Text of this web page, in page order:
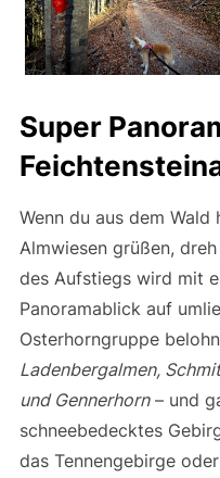
Super
Wenn du aus dem
Almwiesen grüßen,
des Aufstiegs wird mit
Panoramablick auf
Osterhorngruppe
Ladenbergalmen,
und Gennerhorn– und
schneebedecktes
das Tennengebirge